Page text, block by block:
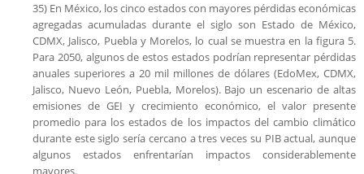
35) En México, los cinco estados con mayores pérdidas económicas
agregadas acumuladas durante el siglo son Estado de México,
CDMX, Jalisco, Puebla y Morelos, lo cual se muestra en la figura 5.
Para 2050, algunos de estos estados podrían representar pérdidas
anuales superiores a 20 mil millones de dólares (EdoMex, CDMX,
Jalisco, Nuevo León, Puebla, Morelos). Bajo un escenario de altas
emisiones de GEI y crecimiento económico, el valor presente
promedio para los estados de los impactos del cambio climático
durante este siglo sería cercano a tres veces su PIB actual, aunque
algunos estados enfrentarían impactos considerablemente
mayores.